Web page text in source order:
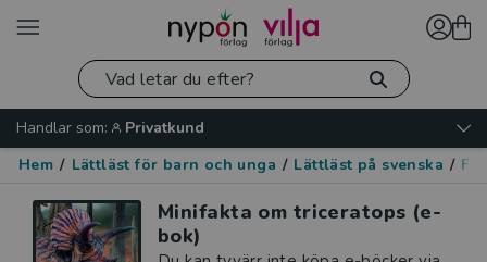
Handlar som:
Privatkund
Hem / Lättläst för barn och unga / Lättläst på svenska /
Minifakta om triceratops (e-
bok)